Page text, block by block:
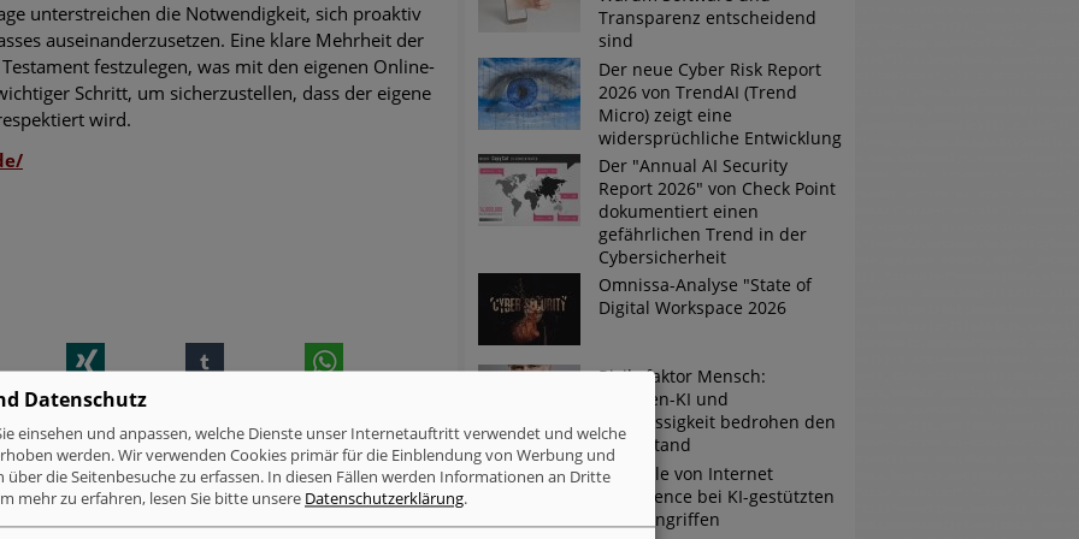
unterstreichen die Notwendigkeit, sich proaktiv
auseinanderzusetzen. Eine klare Mehrheit der
festzulegen, was mit den eigenen Online-
Schritt, um sicherzustellen, dass der eigene
wird.
ZUM THEMA
Verschlüsselung & Datensicherheit
betroffen als Windows-Nutzer
Nutzer sind häufiger von Cyberattacken
Transparenz entscheidend
sind
Der neue Cyber Risk Report
2026 von TrendAI (Trend
Micro) zeigt eine
widersprüchliche Entwicklung
Der "Annual AI Security
Report 2026" von Check Point
dokumentiert einen
gefährlichen Trend in der
Cybersicherheit
Omnissa-Analyse "State of
Digital Workspace 2026
Risikofaktor Mensch:
Schatten-KI und
Nachlässigkeit bedrohen den
Mittelstand
Die Rolle von Internet
Intelligence bei KI-gestützten
Cyberangriffen
Datenschutz
einsehen und anpassen, welche Dienste unser Internetauftritt verwendet und welche
werden. Wir verwenden Cookies primär für die Einblendung von Werbung und
über die Seitenbesuche zu erfassen. In diesen Fällen werden Informationen an Dritte
mehr zu erfahren, lesen Sie bitte unsere Datenschutzerklärung.